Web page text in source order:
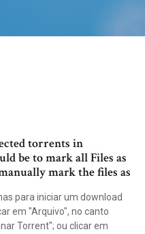
torrents in
be to mark all Files as
mark the files as
para iniciar um download
em "Arquivo", no canto
Torrent"; ou clicar em